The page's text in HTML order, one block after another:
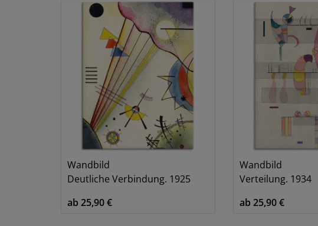
Wandbild
Deutliche Verbindung. 1925
ab 25,90 €
Wandbild
Verteilung. 1934
ab 25,90 €